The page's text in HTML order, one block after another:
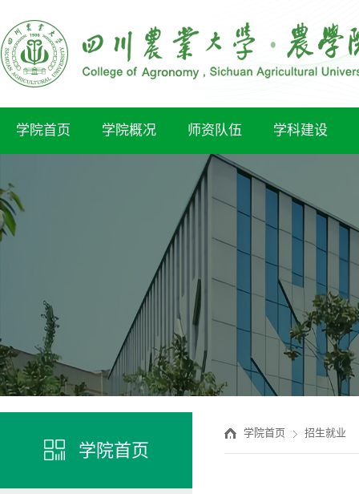
学院首页 学院概况 师资队伍 学科建设
学院首页
学院首页 招生就业